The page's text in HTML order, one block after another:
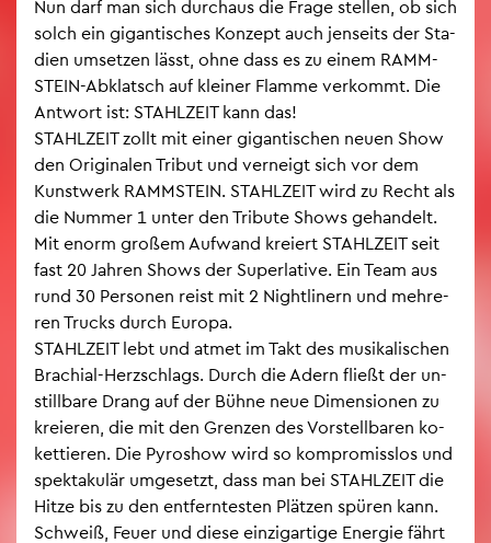
Nun darf man sich durch­aus die Frage stel­len, ob sich
solch ein gi­gan­ti­sches Kon­zept auch jen­seits der Sta­
di­en um­set­zen lässt, ohne dass es zu einem RAMM­
STEIN-Ab­klatsch auf klei­ner Flam­me ver­kommt. Die
Ant­wort ist: STAHL­ZEIT kann das!
STAHL­ZEIT zollt mit einer gi­gan­ti­schen neuen Show
den Ori­gi­na­len Tri­but und ver­neigt sich vor dem
Kunst­werk RAMM­STEIN. STAHL­ZEIT wird zu Recht als
die Num­mer 1 unter den Tri­bu­te Shows ge­han­delt.
Mit enorm gro­ßem Auf­wand kre­iert STAHL­ZEIT seit
fast 20 Jah­ren Shows der Su­per­la­ti­ve. Ein Team aus
rund 30 Per­so­nen reist mit 2 Night­li­nern und meh­re­
ren Trucks durch Eu­ro­pa.
STAHL­ZEIT lebt und atmet im Takt des mu­si­ka­li­schen
Bra­chi­al-Herz­schlags. Durch die Adern flie­ßt der un­
still­ba­re Drang auf der Bühne neue Di­men­sio­nen zu
kre­ieren, die mit den Gren­zen des Vor­stell­ba­ren ko­
ket­tie­ren. Die Py­ro­show wird so kom­pro­miss­los und
spek­ta­ku­lär um­ge­setzt, dass man bei STAHL­ZEIT die
Hitze bis zu den ent­fern­tes­ten Plät­zen spü­ren kann.
Schweiß, Feuer und diese ein­zig­ar­ti­ge En­er­gie fährt